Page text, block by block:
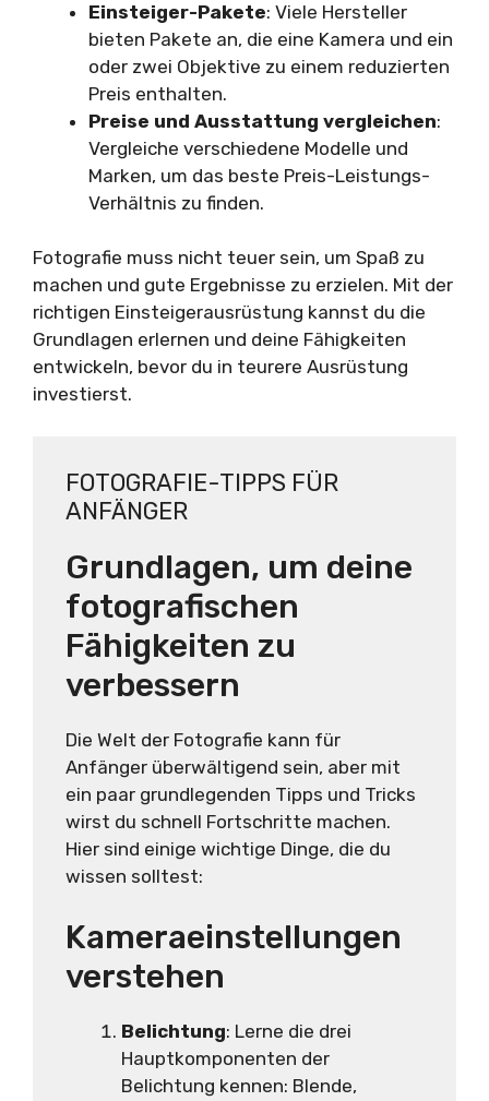
Einsteiger-Pakete: Viele Hersteller
bieten Pakete an, die eine Kamera und ein
oder zwei Objektive zu einem reduzierten
Preis enthalten.
Preise und Ausstattung vergleichen:
Vergleiche verschiedene Modelle und
Marken, um das beste Preis-Leistungs-
Verhältnis zu finden.
Fotografie muss nicht teuer sein, um Spaß zu
machen und gute Ergebnisse zu erzielen. Mit der
richtigen Einsteigerausrüstung kannst du die
Grundlagen erlernen und deine Fähigkeiten
entwickeln, bevor du in teurere Ausrüstung
investierst.
FOTOGRAFIE-TIPPS FÜR
ANFÄNGER
Grundlagen, um deine
fotografischen
Fähigkeiten zu
verbessern
Die Welt der Fotografie kann für
Anfänger überwältigend sein, aber mit
ein paar grundlegenden Tipps und Tricks
wirst du schnell Fortschritte machen.
Hier sind einige wichtige Dinge, die du
wissen solltest:
Kameraeinstellungen
verstehen
Belichtung: Lerne die drei
Hauptkomponenten der
Belichtung kennen: Blende,